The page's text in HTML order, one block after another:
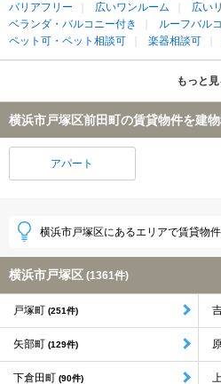
バリアフリー
広いワンルーム
広い
ベランダ・バルコニー付き
ルーフバル
ペット可・ペット相談可
楽器相談可
もっと見
横浜市戸塚区前田町の賃貸物件を建
アパート
横浜市戸塚区にあるエリアで賃貸物
横浜市戸塚区 (1361件)
戸塚町 (251件)
矢部町 (129件)
下倉田町 (90件)